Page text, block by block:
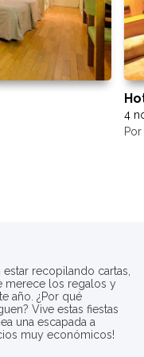
4
Por
recopilando cartas,
merece los regalos y
año. ¿Por qué
Vive estas fiestas
una escapada a
muy económicos!